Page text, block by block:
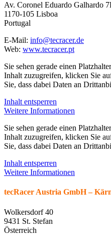
Av. Coronel Eduardo Galhardo
1170-105 Lisboa
Portugal
E-Mail: info@tecracer.de
Web: www.tecracer.pt
Sie sehen gerade einen
Inhalt zuzugreifen, klicken Sie
Sie, dass dabei Daten an
Inhalt entsperren
Weitere Informationen
Sie sehen gerade einen
Inhalt zuzugreifen, klicken Sie
Sie, dass dabei Daten an
Inhalt entsperren
Weitere Informationen
tecRacer Austria GmbH –
Wolkersdorf 40
9431 St. Stefan
Österreich